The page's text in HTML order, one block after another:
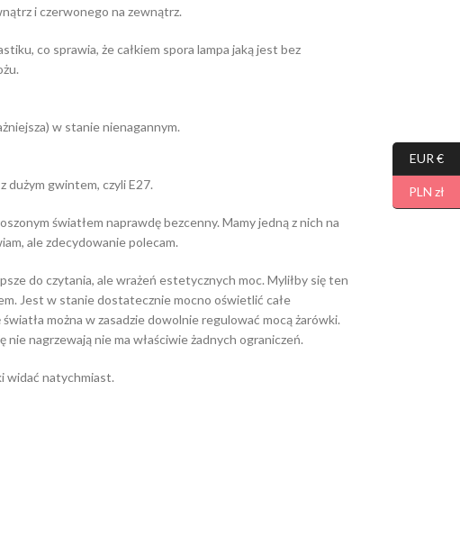
i czerwonego na zewnątrz.
co sprawia, że całkiem spora lampa jaką jest bez
w stanie nienagannym.
dużym gwintem, czyli E27.
światłem naprawdę bezcenny. Mamy jedną z nich na
ale zdecydowanie polecam.
do czytania, ale wrażeń estetycznych moc. Myliłby się ten
Jest w stanie dostatecznie mocno oświetlić całe
można w zasadzie dowolnie regulować mocą żarówki.
nagrzewają nie ma właściwie żadnych ograniczeń.
widać natychmiast.
EUR €
PLN zł